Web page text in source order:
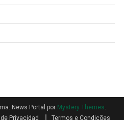
News Portal por Mystery Themes.
Privacidad
Termos e Condições